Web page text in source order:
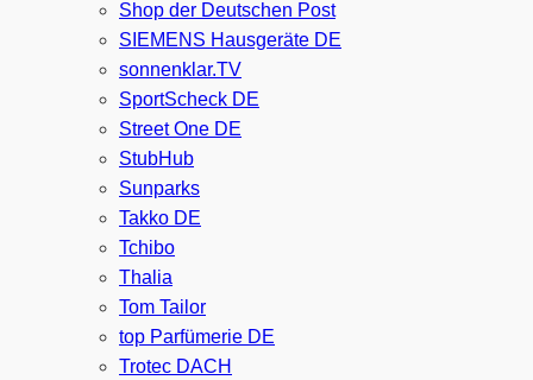
Shop der Deutschen Post
SIEMENS Hausgeräte DE
sonnenklar.TV
SportScheck DE
Street One DE
StubHub
Sunparks
Takko DE
Tchibo
Thalia
Tom Tailor
top Parfümerie DE
Trotec DACH